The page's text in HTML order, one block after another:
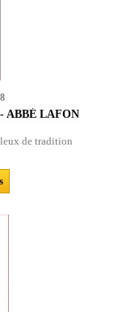
ABBÉ LAFON
de tradition